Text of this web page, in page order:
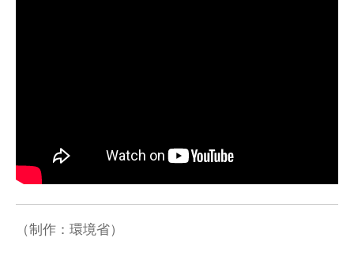
（制作：環境省）